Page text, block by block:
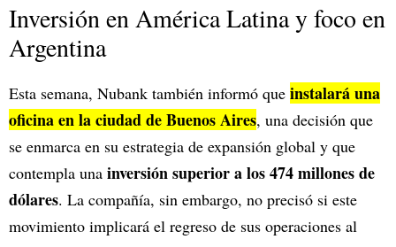
Inversión en América Latina y foco en
Argentina
Esta semana, Nubank también informó que instalará una
oficina en la ciudad de Buenos Aires, una decisión que
se enmarca en su estrategia de expansión global y que
contempla una inversión superior a los 474 millones de
dólares. La compañía, sin embargo, no precisó si este
movimiento implicará el regreso de sus operaciones al